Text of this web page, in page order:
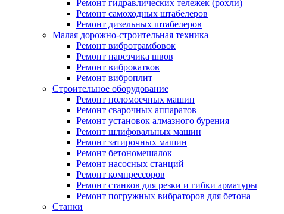
Ремонт гидравлических тележек (рохли)
Ремонт самоходных штабелеров
Ремонт дизельных штабелеров
Малая дорожно-строительная техника
Ремонт вибротрамбовок
Ремонт нарезчика швов
Ремонт виброкатков
Ремонт виброплит
Строительное оборудование
Ремонт поломоечных машин
Ремонт сварочных аппаратов
Ремонт установок алмазного бурения
Ремонт шлифовальных машин
Ремонт затирочных машин
Ремонт бетономешалок
Ремонт насосных станций
Ремонт компрессоров
Ремонт станков для резки и гибки арматуры
Ремонт погружных вибраторов для бетона
Станки